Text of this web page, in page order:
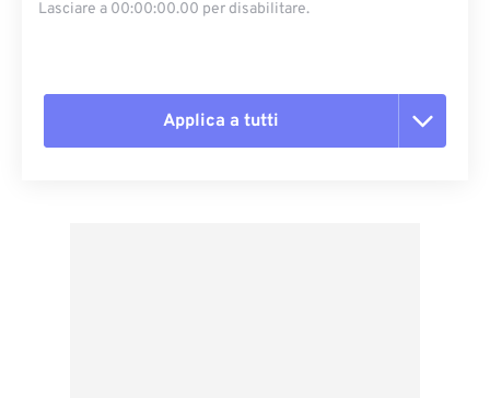
Lasciare a 00:00:00.00 per disabilitare.
Applica a tutti